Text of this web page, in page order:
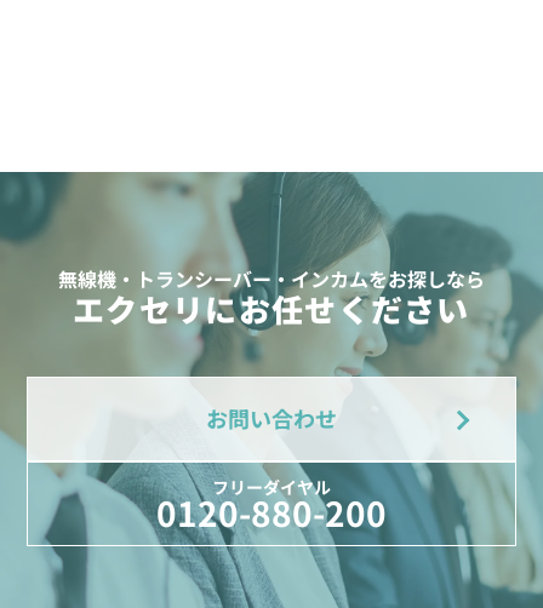
無線機・トランシーバー・インカムをお探しなら
エクセリにお任せください
お問い合わせ
フリーダイヤル
0120-880-200